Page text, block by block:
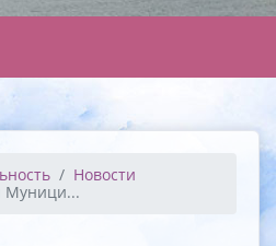
Новости
Муници...